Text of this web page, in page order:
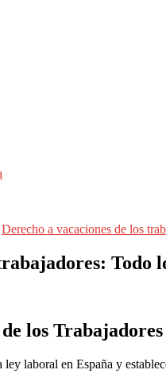
Derecho a vacaciones de los
Todo
los Trabajadores
ley laboral en España y